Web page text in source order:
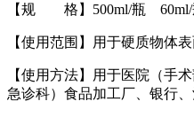
【规 格】500ml/瓶 60ml/
【使用范围】用于硬质物体
【使用方法】用于医院（手
急诊科）食品加工厂、银行